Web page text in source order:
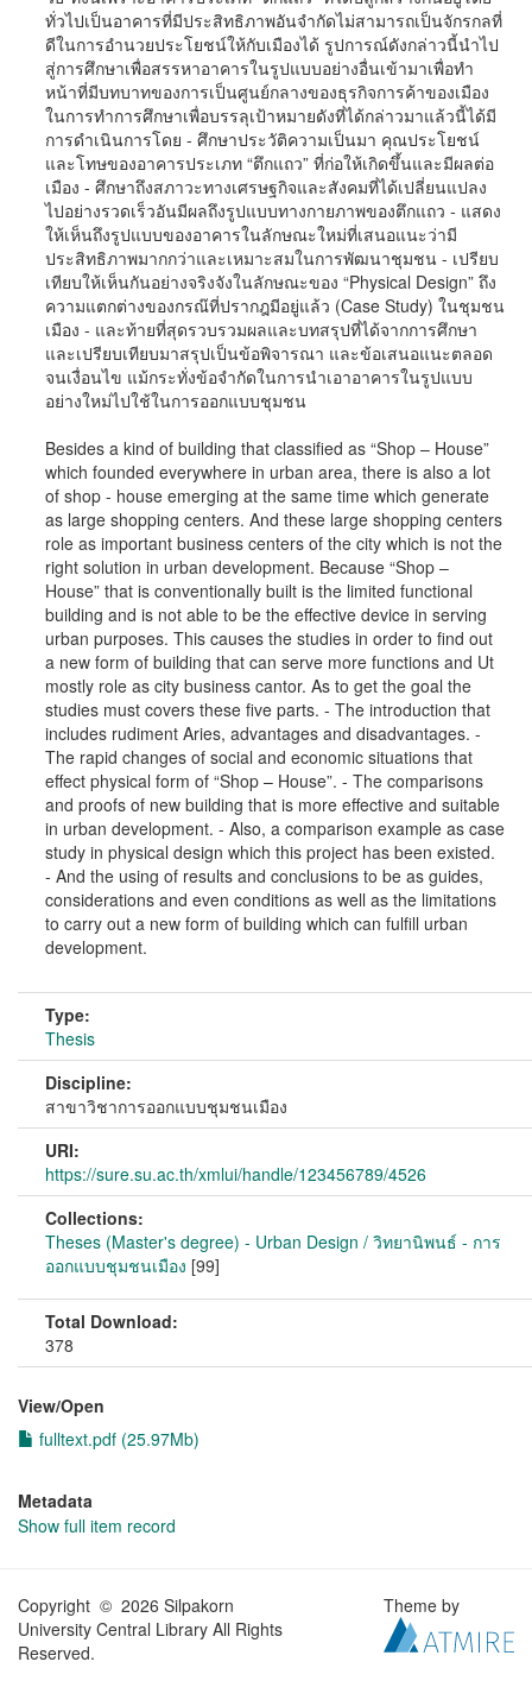
ทั่วไปเป็นอาคารที่มีประสิทธิภาพอันจำกัดไม่สามารถเป็นจักรกลที่
ดีในการอำนวยประโยชน์ให้กับเมืองได้ รูปการณ์ดังกล่าวนี้นำไป
สู่การศึกษาเพื่อสรรหาอาคารในรูปแบบอย่างอื่นเข้ามาเพื่อทำ
หน้าที่มีบทบาทของการเป็นศูนย์กลางของธุรกิจการค้าของเมือง
ในการทำการศึกษาเพื่อบรรลุเป้าหมายดังที่ได้กล่าวมาแล้วนี้ได้มี
การดำเนินการโดย - ศึกษาประวัติความเป็นมา คุณประโยชน์
และโทษของอาคารประเภท “ตึกแถว” ที่ก่อให้เกิดขึ้นและมีผลต่อ
เมือง - ศึกษาถึงสภาวะทางเศรษฐกิจและสังคมที่ได้เปลี่ยนแปลง
ไปอย่างรวดเร็วอันมีผลถึงรูปแบบทางกายภาพของตึกแถว - แสดง
ให้เห็นถึงรูปแบบของอาคารในลักษณะใหม่ที่เสนอแนะว่ามี
ประสิทธิภาพมากกว่าและเหมาะสมในการพัฒนาชุมชน - เปรียบ
เทียบให้เห็นกันอย่างจริงจังในลักษณะของ “Physical Design” ถึง
ความแตกต่างของกรณ๊ที่ปรากฎมีอยู่แล้ว (Case Study) ในชุมชน
เมือง - และท้ายที่สุดรวบรวมผลและบทสรุปที่ได้จากการศึกษา
และเปรียบเทียบมาสรุปเป็นข้อพิจารณา และข้อเสนอแนะตลอด
จนเงื่อนไข แม้กระทั่งข้อจำกัดในการนำเอาอาคารในรูปแบบ
อย่างใหม่ไปใช้ในการออกแบบชุมชน
Besides a kind of building that classified as “Shop – House”
which founded everywhere in urban area, there is also a lot
of shop - house emerging at the same time which generate
as large shopping centers. And these large shopping centers
role as important business centers of the city which is not the
right solution in urban development. Because “Shop –
House” that is conventionally built is the limited functional
building and is not able to be the effective device in serving
urban purposes. This causes the studies in order to find out
a new form of building that can serve more functions and Ut
mostly role as city business cantor. As to get the goal the
studies must covers these five parts. - The introduction that
includes rudiment Aries, advantages and disadvantages. -
The rapid changes of social and economic situations that
effect physical form of “Shop – House”. - The comparisons
and proofs of new building that is more effective and suitable
in urban development. - Also, a comparison example as case
study in physical design which this project has been existed.
- And the using of results and conclusions to be as guides,
considerations and even conditions as well as the limitations
to carry out a new form of building which can fulfill urban
development.
Type:
Thesis
Discipline:
สาขาวิชาการออกแบบชุมชนเมือง
URI:
https://sure.su.ac.th/xmlui/handle/123456789/4526
Collections:
Theses (Master's degree) - Urban Design / วิทยานิพนธ์ - การ
ออกแบบชุมชนเมือง [99]
Total Download:
378
View/Open
fulltext.pdf (25.97Mb)
Metadata
Show full item record
Copyright © 2026 Silpakorn
University Central Library All Rights
Reserved.
Theme by